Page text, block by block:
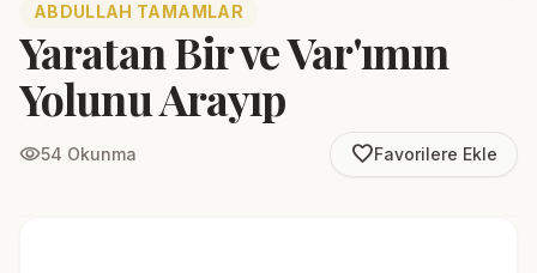
ABDULLAH TAMAMLAR
Yaratan Bir ve Var'ımın
Yolunu Arayıp
visibility54 Okunma favorite_borderFavorilere Ekle